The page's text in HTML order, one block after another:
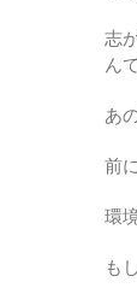
志
ん
あ
前
環
も